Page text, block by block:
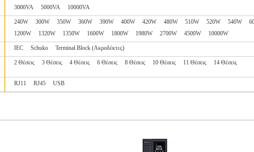
3000VA
5000VA 10000VA
240W 300W 350W 360W 390W 400W 420W 480W 510W 520W 540W
1200W
1320W 1350W 1600W 1800W 1980W 2700W 4500W 10000W
IEC Schuko Terminal Block (Ακροδέκτες)
2 Θέσεις 3 Θέσεις 4 Θέσεις 6 Θέσεις 8 Θέσεις 10 Θέσεις 11 Θέσεις 14 Θέσεις
RJ11 RJ45 USB